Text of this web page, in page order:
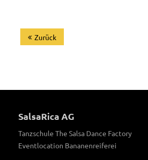
Zurück
SalsaRica AG
Tanzschule The Salsa Dance Factory
Eventlocation Bananenreiferei